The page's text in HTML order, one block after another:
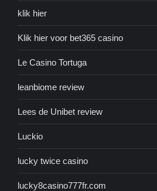
klik hier
Klik hier voor bet365 casino
Le Casino Tortuga
leanbiome review
Lees de Unibet review
Luckio
lucky twice casino
lucky8casino777fr.com